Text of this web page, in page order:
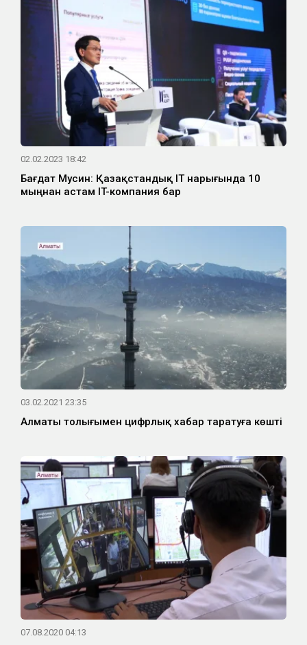
02.02.2023 18:42
Бағдат Мусин: Қазақстандық IT нарығында 10
мыңнан астам IT-компания бар
03.02.2021 23:35
Алматы толығымен цифрлық хабар таратуға көшті
07.08.2020 04:13